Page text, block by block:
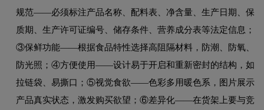
规范——必须标注产品名称、配料表、净含量、生产日期、保
质期、生产许可证编号、储存条件、营养成分表等法定信息；
③保鲜功能——根据食品特性选择高阻隔材料，防潮、防氧、
防光照；④方便使用——设计易于开启和重新密封的结构，如
拉链袋、易撕口；⑤视觉食欲——色彩多用暖色系，图片展示
产品真实状态，激发购买欲望；⑥差异化——在货架上要与竞